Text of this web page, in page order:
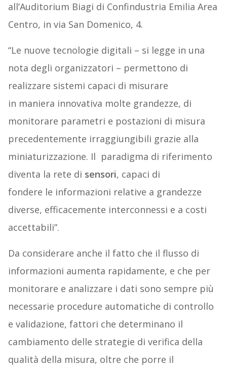
all’Auditorium Biagi di Confindustria Emilia Area
Centro, in via San Domenico, 4.
“Le nuove tecnologie digitali – si legge in una
nota degli organizzatori – permettono di
realizzare sistemi capaci di misurare
in maniera innovativa molte grandezze, di
monitorare parametri e postazioni di misura
precedentemente irraggiungibili grazie alla
miniaturizzazione. Il paradigma di riferimento
diventa la rete di sensori, capaci di
fondere le informazioni relative a grandezze
diverse, efficacemente interconnessi e a costi
accettabili”.
Da considerare anche il fatto che il flusso di
informazioni aumenta rapidamente, e che per
monitorare e analizzare i dati sono sempre più
necessarie procedure automatiche di controllo
e validazione, fattori che determinano il
cambiamento delle strategie di verifica della
qualità della misura, oltre che porre il